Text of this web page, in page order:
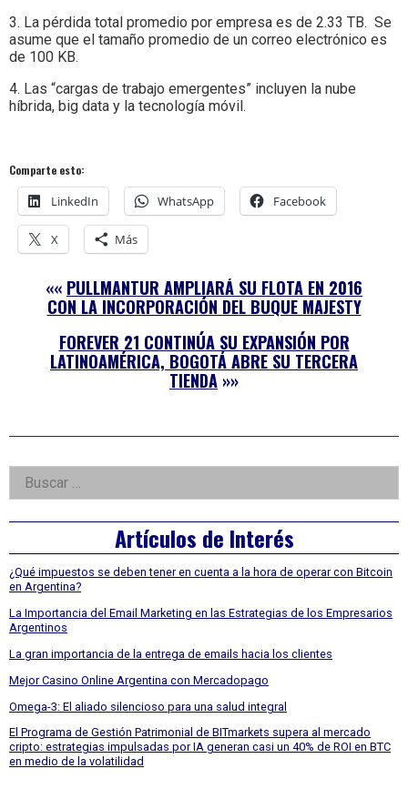
3. La pérdida total promedio por empresa es de 2.33 TB. Se
asume que el tamaño promedio de un correo electrónico es
de 100 KB.
4. Las “cargas de trabajo emergentes” incluyen la nube
híbrida, big data y la tecnología móvil.
Comparte esto:
LinkedIn WhatsApp Facebook
X Más
«« PULLMANTUR AMPLIARÁ SU FLOTA EN 2016
CON LA INCORPORACIÓN DEL BUQUE MAJESTY
FOREVER 21 CONTINÚA SU EXPANSIÓN POR
LATINOAMÉRICA, BOGOTÁ ABRE SU TERCERA
TIENDA »»
Right
Asides
Buscar:
Artículos de Interés
¿Qué impuestos se deben tener en cuenta a la hora de operar con Bitcoin
en Argentina?
La Importancia del Email Marketing en las Estrategias de los Empresarios
Argentinos
La gran importancia de la entrega de emails hacia los clientes
Mejor Casino Online Argentina con Mercadopago
Omega-3: El aliado silencioso para una salud integral
El Programa de Gestión Patrimonial de BITmarkets supera al mercado
cripto: estrategias impulsadas por IA generan casi un 40% de ROI en BTC
en medio de la volatilidad